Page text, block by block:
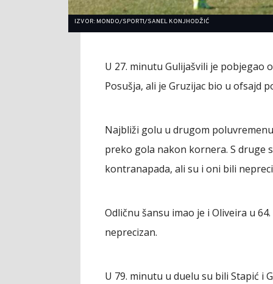
IZVOR: MONDO/SPORT1/SANEL KONJHODŽIĆ
U 27. minutu Gulijašvili je pobjegao
Posušja, ali je Gruzijac bio u ofsajd
Najbliži golu u drugom
preko gola nakon kornera. S druge
kontranapada, ali su i oni bili
Odličnu šansu imao je i Oliveira u
neprecizan.
U 79. minutu u duelu su bili Stapić i